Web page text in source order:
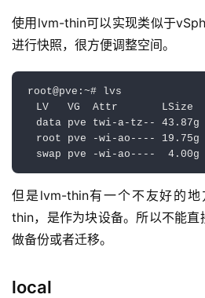
使用lvm-thin可以实现类似于
进行快照，很方便调整空间。
root@pve:~# lvs
LV   VG  Attr       LSize
data pve twi-a-
root
  swap pve -wi-ao----  4.00g
但是lvm-thin有一个不友好的
thin，是作为块设备。所以不能直
做备份或者迁移。
local